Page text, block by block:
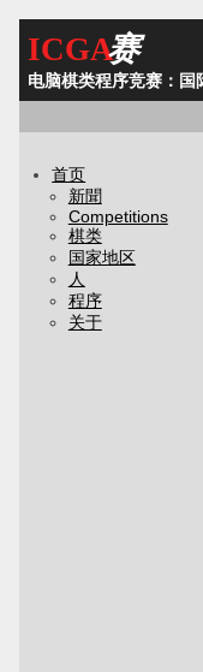
ICGA赛
电脑棋类程序竞赛：
首页
新聞
Competitions
棋类
国家地区
人
程序
关于